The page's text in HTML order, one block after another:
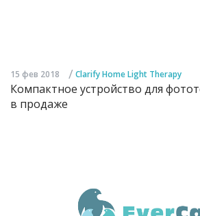
15 фев 2018 / Clarify Home Light Therapy
Компактное устройство для
в продаже